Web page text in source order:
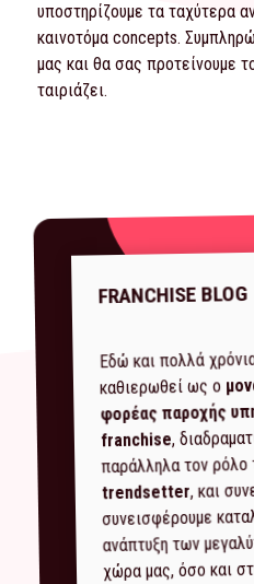
υποστηρίζουμε τα ταχύτερα
καινοτόμα concepts.
μας και θα σας προτείνουμε
ταιριάζει.
FRANCHISE BLOG
Εδώ και πολλά
καθιερωθεί ως ο
φορέας παροχής
franchise,
παράλληλα τον ρόλο
trendsetter, και
συνεισφέρουμε
ανάπτυξη των
χώρα μας, όσο και